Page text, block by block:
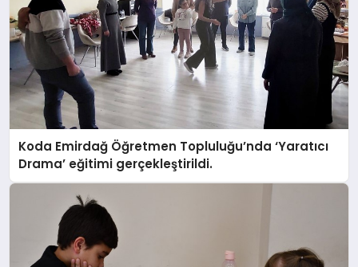
Koda Emirdağ Öğretmen Topluluğu’nda ‘Yaratıcı
Drama’ eğitimi gerçekleştirildi.